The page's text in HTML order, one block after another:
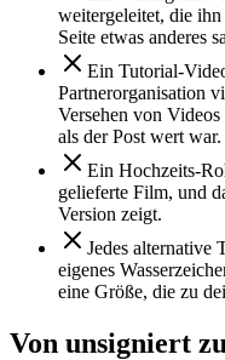
weitergeleitet, die
Seite etwas anderes
Ein Tutorial-
Partnerorganisation
Versehen von
als der Post wert war.
Ein Hochzeits-
gelieferte Film, und
Version zeigt.
Jedes alternative
eigenes
eine Größe, die zu
Von unsigniert